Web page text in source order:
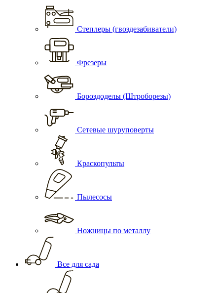
Степлеры (гвоздезабиватели)
Фрезеры
Бороздоделы (Штроборезы)
Сетевые шуруповерты
Краскопульты
Пылесосы
Ножницы по металлу
Все для сада